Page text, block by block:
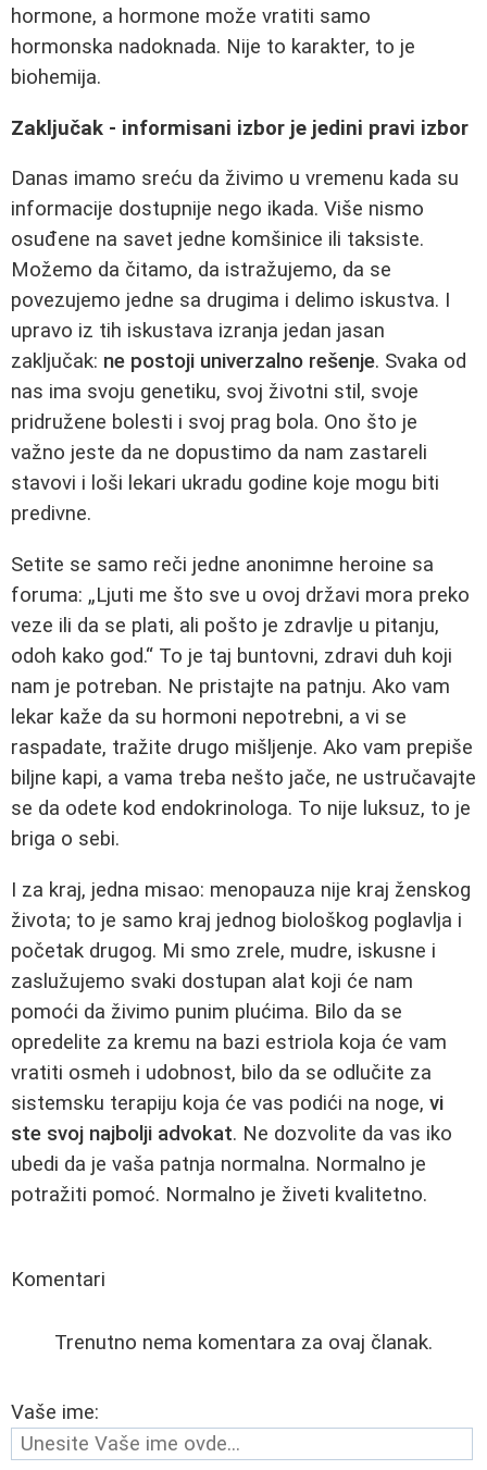
hormone, a hormone može vratiti samo
hormonska nadoknada. Nije to karakter, to je
biohemija.
Zaključak - informisani izbor je jedini pravi izbor
Danas imamo sreću da živimo u vremenu kada su
informacije dostupnije nego ikada. Više nismo
osuđene na savet jedne komšinice ili taksiste.
Možemo da čitamo, da istražujemo, da se
povezujemo jedne sa drugima i delimo iskustva. I
upravo iz tih iskustava izranja jedan jasan
zaključak: ne postoji univerzalno rešenje. Svaka od
nas ima svoju genetiku, svoj životni stil, svoje
pridružene bolesti i svoj prag bola. Ono što je
važno jeste da ne dopustimo da nam zastareli
stavovi i loši lekari ukradu godine koje mogu biti
predivne.
Setite se samo reči jedne anonimne heroine sa
foruma: „Ljuti me što sve u ovoj državi mora preko
veze ili da se plati, ali pošto je zdravlje u pitanju,
odoh kako god.“ To je taj buntovni, zdravi duh koji
nam je potreban. Ne pristajte na patnju. Ako vam
lekar kaže da su hormoni nepotrebni, a vi se
raspadate, tražite drugo mišljenje. Ako vam prepiše
biljne kapi, a vama treba nešto jače, ne ustručavajte
se da odete kod endokrinologa. To nije luksuz, to je
briga o sebi.
I za kraj, jedna misao: menopauza nije kraj ženskog
života; to je samo kraj jednog biološkog poglavlja i
početak drugog. Mi smo zrele, mudre, iskusne i
zaslužujemo svaki dostupan alat koji će nam
pomoći da živimo punim plućima. Bilo da se
opredelite za kremu na bazi estriola koja će vam
vratiti osmeh i udobnost, bilo da se odlučite za
sistemsku terapiju koja će vas podići na noge, vi
ste svoj najbolji advokat. Ne dozvolite da vas iko
ubedi da je vaša patnja normalna. Normalno je
potražiti pomoć. Normalno je živeti kvalitetno.
Komentari
Trenutno nema komentara za ovaj članak.
Vaše ime: